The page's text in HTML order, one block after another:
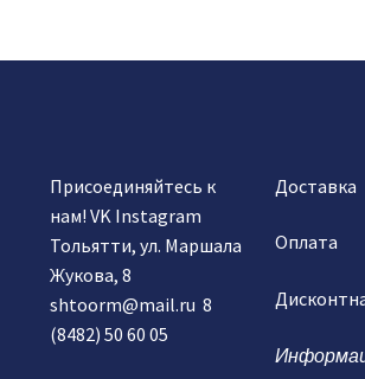
Присоединяйтесь к
нам! VK Instagram
Тольятти, ул. Маршала
Жукова, 8
shtoorm@mail.ru 8
(8482) 50 60 05
Доставка
Оплата